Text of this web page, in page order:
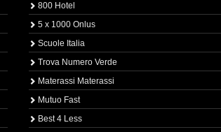
800 Hotel
5 x 1000 Onlus
Scuole Italia
Trova Numero Verde
Materassi Materassi
Mutuo Fast
Best 4 Less